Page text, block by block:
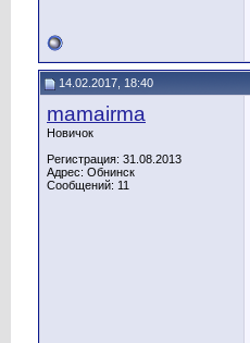
14.02.2017, 18:40
mamairma
Новичок
Регистрация: 31.08.2013
Адрес: Обнинск
Сообщений: 11